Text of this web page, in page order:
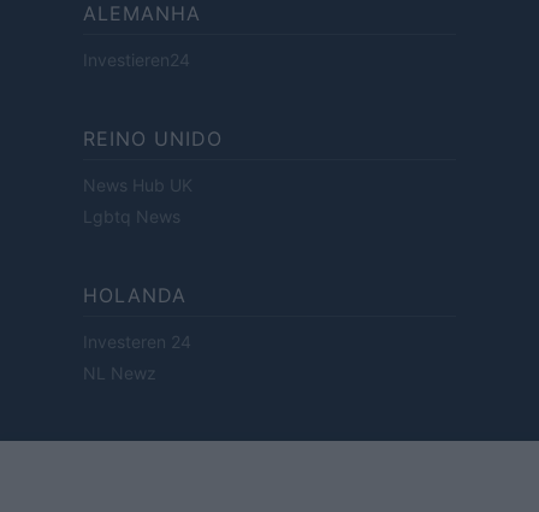
ALEMANHA
Investieren24
REINO UNIDO
News Hub UK
Lgbtq News
HOLANDA
Investeren 24
NL Newz